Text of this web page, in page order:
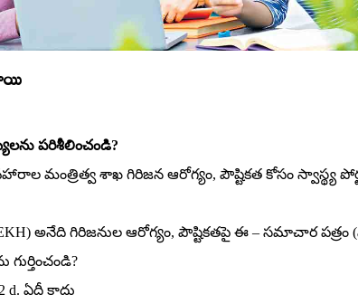
పరిశీలించండి?
మంత్రిత్వ శాఖ గిరిజన ఆరోగ్యం, పౌష్టికత కోసం స్వాస్థ్య
అనేది గిరిజనుల ఆరోగ్యం, పౌష్టికతపై ఈ – సమాచార పత్రం
2 d. ఏదీ కాదు